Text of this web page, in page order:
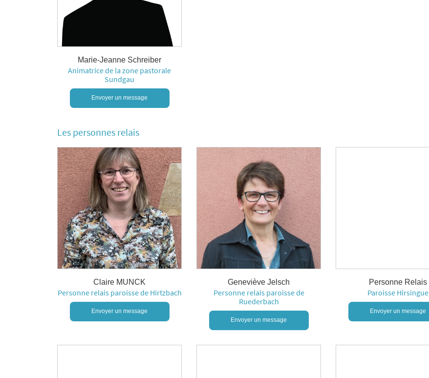
Marie-Jeanne Schreiber
Animatrice de la zone pastorale
Sundgau
Envoyer un message
Les personnes relais
Claire MUNCK
Personne relais paroisse de Hirtzbach
Envoyer un message
Geneviève Jelsch
Personne relais paroisse de
Ruederbach
Envoyer un message
Personne Relais
Paroisse Hirsingue
Envoyer un message